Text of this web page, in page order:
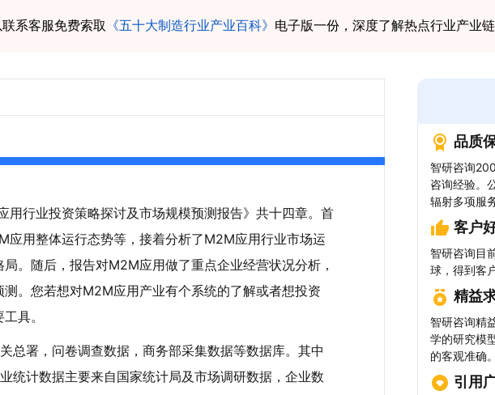
系客服免费索取 《五十大制造行业产业百科》 电子版一份，深度了解热点行业产业链
行业投资策略探讨及市场规模预测报告》共十四章。首
应用整体运行态势等，接着分析了M2M应用行业市场运
。随后，报告对M2M应用做了重点企业经营状况分析，
。您若想对M2M应用产业有个系统的了解或者想投资
具。
总署，问卷调查数据，商务部采集数据等数据库。其中
统计数据主要来自国家统计局及市场调研数据，企业数
品质
智研咨询
咨询经验。
辐射多项服
客户
智研咨询目
球，得到客
精益
智研咨询精
学的研究模
的客观准确。
引用